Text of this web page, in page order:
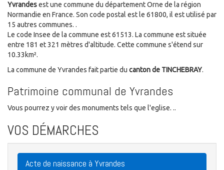
Yvrandesest une commune du département Orne de la région
Normandie en France. Son code postal est le 61800, il est utilisé par
15 autres communes. .
Le code Insee de la commune est 61513. La commune est située
entre 181 et 321 mètres d'altitude. Cette commune s'étend sur
10.33km².
La commune de Yvrandes fait partie du canton de TINCHEBRAY.
Patrimoine communal de Yvrandes
Vous pourrez y voir des monuments tels que l'eglise. ..
VOS DÉMARCHES
Acte de naissance à Yvrandes